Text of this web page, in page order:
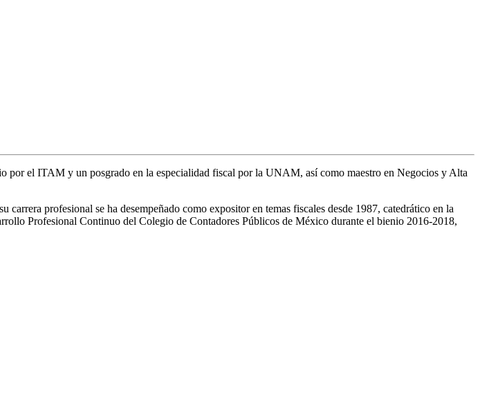
el ITAM y un posgrado en la especialidad fiscal por la UNAM, así como maestro en Negocios y Alta
profesional se ha desempeñado como expositor en temas fiscales desde 1987, catedrático en la
Profesional Continuo del Colegio de Contadores Públicos de México durante el bienio 2016-2018,